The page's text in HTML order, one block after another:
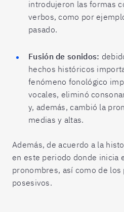
introdujeron las formas
verbos, como por
pasado.
Fusión de sonidos:
hechos históricos
fenómeno fonológico
vocales, eliminó
y, además, cambió la
medias y altas.
Además, de acuerdo a la
en este periodo donde inicia
pronombres, así como de los
posesivos.